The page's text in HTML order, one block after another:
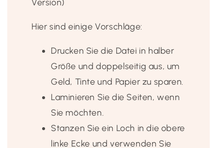
Version)
Hier sind einige Vorschläge:
Drucken Sie die Datei in halber
Größe und doppelseitig aus, um
Geld, Tinte und Papier zu sparen.
Laminieren Sie die Seiten, wenn
Sie möchten.
Stanzen Sie ein Loch in die obere
linke Ecke und verwenden Sie